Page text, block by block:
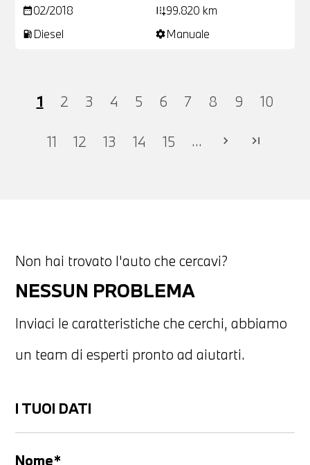
date_range02/2018 add_road99.820 km
local_gas_station Diesel settingsManuale
1 2 3 4 5 6 7 8 9 10
11 12 13 14 15 ... chevron_right last_page
Non hai trovato l'auto che cercavi?
NESSUN PROBLEMA
Inviaci le caratteristiche che cerchi, abbiamo
un team di esperti pronto ad aiutarti.
I TUOI DATI
Nome*